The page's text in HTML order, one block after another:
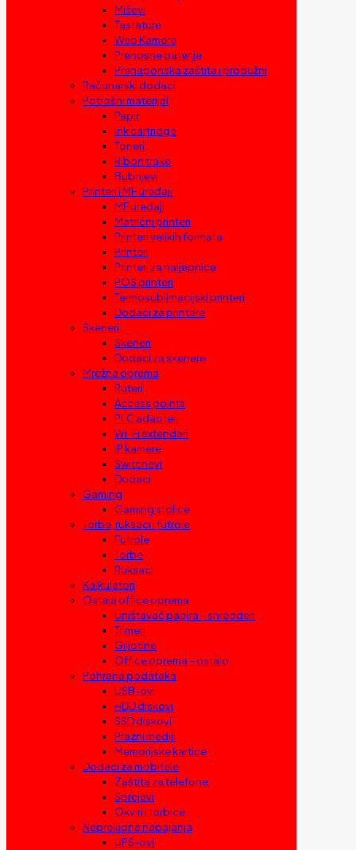
Miševi
Tastature
Web Kamere
Prenosne baterije
Prenaponska zaštita i produžni
Računarski dodaci
Potrošni materijal
Papir
Ink cartridge
Toneri
Ribon trake
Bubnjevi
Printeri i MF uređaji
MF uređaji
Matrični printeri
Printeri velikih formata
Printeri
Printeri za naljepnice
POS printeri
Termosublimacijski printeri
Dodaci za printere
Skeneri
Skeneri
Dodaci za skenere
Mrežna oprema
Ruteri
Access points
PLC adapteri
Wi-Fi extenderi
IP kamere
Switchevi
Dodaci
Gaming
Gaming stolice
Torbe, ruksaci i futrole
Futrole
Torbe
Ruksaci
Kalkulatori
Ostala office oprema
Uništavač papira – shredderi
Trimeri
Giljotine
Office oprema – ostalo
Pohrana podataka
USB-ovi
HDD diskovi
SSD diskovi
Prazni mediji
Memorijske kartice
Dodaci za mobitele
Zaštita za telefone
Sprejevi
Okviri i torbice
Neprekidna napajanja
UPS-ovi